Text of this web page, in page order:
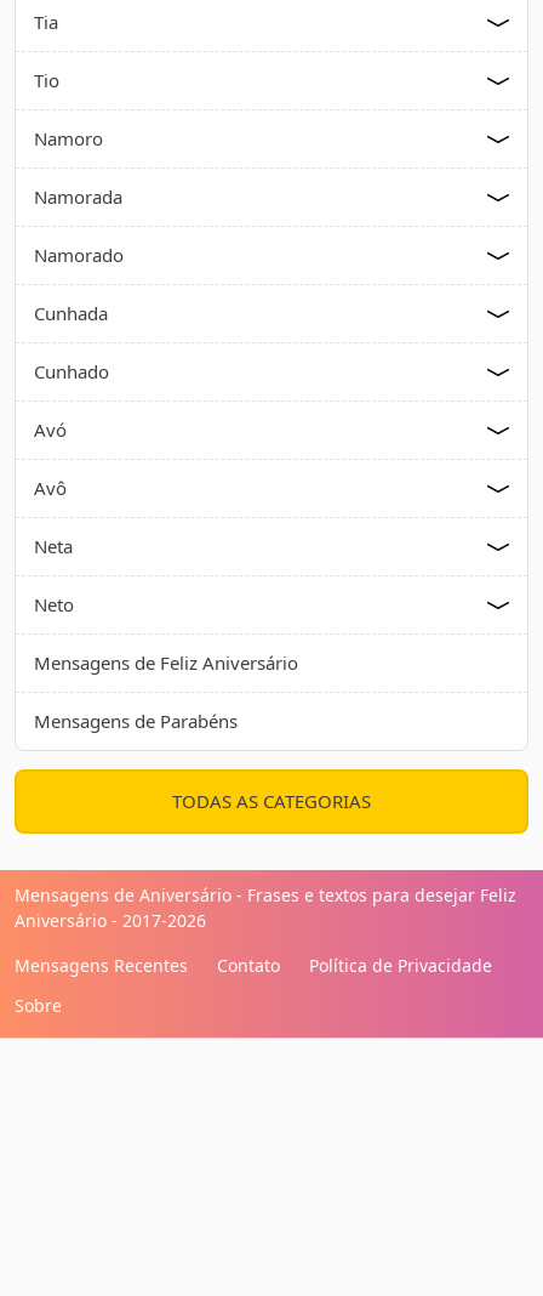
Tia
Tio
Namoro
Namorada
Namorado
Cunhada
Cunhado
Avó
Avô
Neta
Neto
Mensagens de Feliz Aniversário
Mensagens de Parabéns
TODAS AS CATEGORIAS
Mensagens de Aniversário - Frases e textos para desejar Feliz
Aniversário - 2017-2026
Mensagens Recentes
Contato
Política de Privacidade
Sobre